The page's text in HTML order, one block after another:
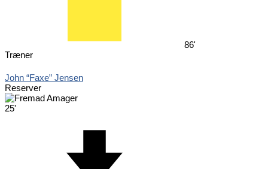
86'
Træner
John “Faxe” Jensen
Reserver
25'